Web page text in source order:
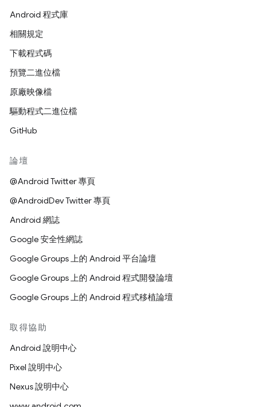
Android 程式庫
相關規定
下載程式碼
預覽二進位檔
原廠映像檔
驅動程式二進位檔
GitHub
論壇
@Android Twitter 專頁
@AndroidDev Twitter 專頁
Android 網誌
Google 安全性網誌
Google Groups 上的 Android 平台論壇
Google Groups 上的 Android 程式開發論壇
Google Groups 上的 Android 程式移植論壇
取得協助
Android 說明中心
Pixel 說明中心
Nexus 說明中心